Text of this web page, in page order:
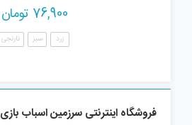
76,900 تومان
زرد سبز نارنجی
فروشگاه اینترنتی سرزمین اسباب بازی